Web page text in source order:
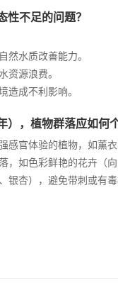
性不足的问题？
然水质改善能力。
资源浪费。
造成不利影响。
），植物群落应如何
感官体验的植物，如薰
，如色彩鲜艳的花卉（
银杏），避免带刺或有